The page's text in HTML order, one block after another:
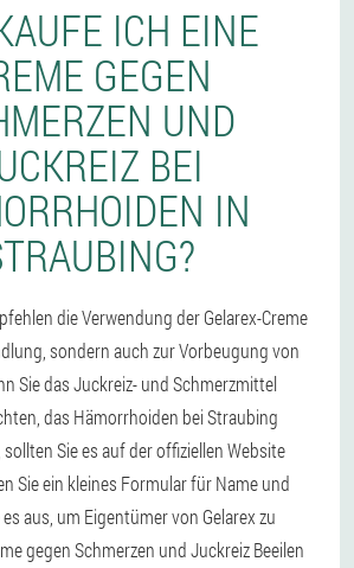
ICH EINE
GEGEN
UND
BEI
IN
die Verwendung der Gelarex-Creme
sondern auch zur Vorbeugung von
Sie das Juckreiz- und Schmerzmittel
das Hämorrhoiden bei Straubing
Sie es auf der offiziellen Website
Sie ein kleines Formular für Name und
aus, um Eigentümer von Gelarex zu
gegen Schmerzen und Juckreiz Beeilen